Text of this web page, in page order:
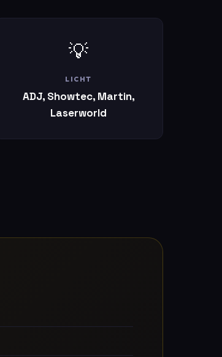
💡
LICHT
ADJ, Showtec, Martin,
Laserworld